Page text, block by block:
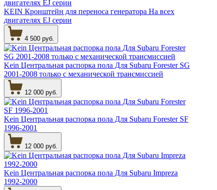
KEIN Кронштейн для переноса генератора На всех
двигателях EJ серии
4 500 руб.
Kein Центральная распорка пола Для Subaru Forester SG
2001-2008 только с механической трансмиссией
12 000 руб.
Kein Центральная распорка пола Для Subaru Forester SF
1996-2001
12 000 руб.
Kein Центральная распорка пола Для Subaru Impreza
1992-2000